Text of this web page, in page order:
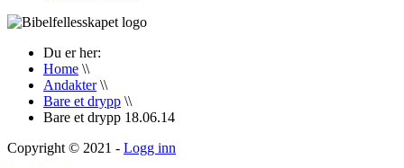
Du er her:
Home \\
Andakter \\
Bare et drypp \\
Bare et drypp 18.06.14
Copyright © 2021 - Logg inn